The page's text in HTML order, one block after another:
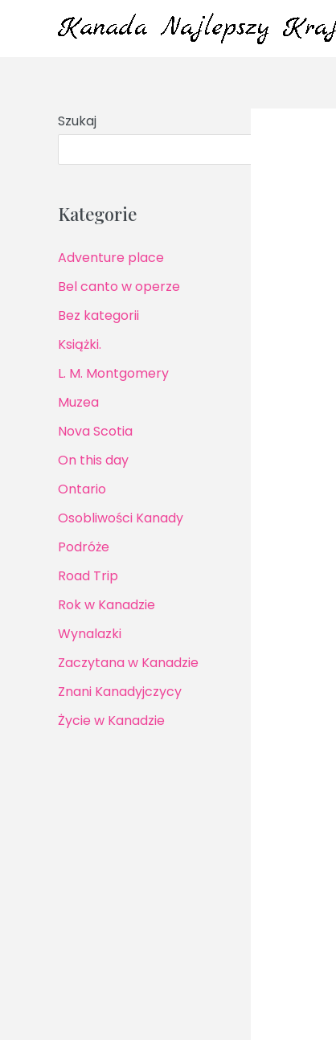
Szukaj
Kategorie
Adventure place
Bel canto w operze
Bez kategorii
Książki.
L. M. Montgomery
Muzea
Nova Scotia
On this day
Ontario
Osobliwości Kanady
Podróże
Road Trip
Rok w Kanadzie
Wynalazki
Zaczytana w Kanadzie
Znani Kanadyjczycy
Życie w Kanadzie